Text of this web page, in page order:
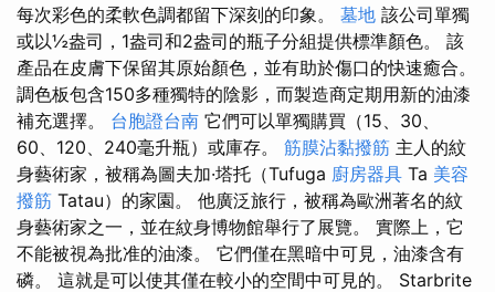
每次彩色的柔軟色調都留下深刻的印象。 墓地 該公司單獨
或以½盎司，1盎司和2盎司的瓶子分組提供標準顏色。 該
產品在皮膚下保留其原始顏色，並有助於傷口的快速癒合。
調色板包含150多種獨特的陰影，而製造商定期用新的油漆
補充選擇。 台胞證台南 它們可以單獨購買（15、30、
60、120、240毫升瓶）或庫存。 筋膜沾黏撥筋 主人的紋
身藝術家，被稱為圖夫加·塔托（Tufuga 廚房器具 Ta 美容
撥筋 Tatau）的家園。 他廣泛旅行，被稱為歐洲著名的紋
身藝術家之一，並在紋身博物館舉行了展覽。 實際上，它
不能被視為批准的油漆。 它們僅在黑暗中可見，油漆含有
磷。 這就是可以使其僅在較小的空間中可見的。 Starbrite